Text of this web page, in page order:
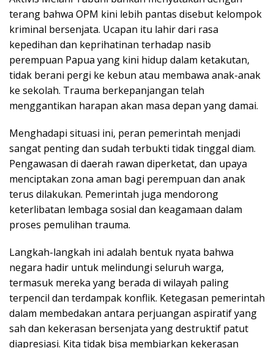
terang bahwa OPM kini lebih pantas disebut kelompok
kriminal bersenjata. Ucapan itu lahir dari rasa
kepedihan dan keprihatinan terhadap nasib
perempuan Papua yang kini hidup dalam ketakutan,
tidak berani pergi ke kebun atau membawa anak-anak
ke sekolah. Trauma berkepanjangan telah
menggantikan harapan akan masa depan yang damai.
Menghadapi situasi ini, peran pemerintah menjadi
sangat penting dan sudah terbukti tidak tinggal diam.
Pengawasan di daerah rawan diperketat, dan upaya
menciptakan zona aman bagi perempuan dan anak
terus dilakukan. Pemerintah juga mendorong
keterlibatan lembaga sosial dan keagamaan dalam
proses pemulihan trauma.
Langkah-langkah ini adalah bentuk nyata bahwa
negara hadir untuk melindungi seluruh warga,
termasuk mereka yang berada di wilayah paling
terpencil dan terdampak konflik. Ketegasan pemerintah
dalam membedakan antara perjuangan aspiratif yang
sah dan kekerasan bersenjata yang destruktif patut
diapresiasi. Kita tidak bisa membiarkan kekerasan